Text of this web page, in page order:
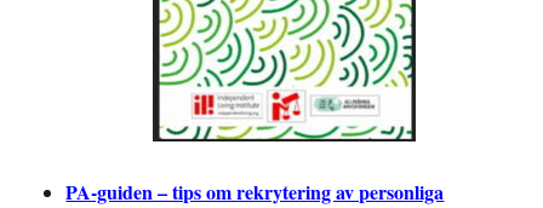
PA-guiden – tips om rekrytering av personliga